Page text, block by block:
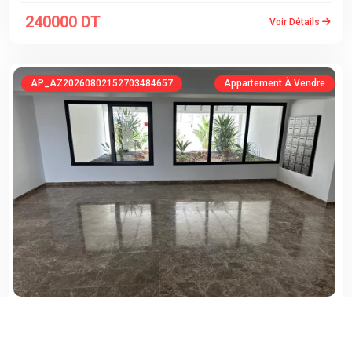
240000 DT Voir Détails
AP_AZ20260802152703484657 Appartement À Vendre